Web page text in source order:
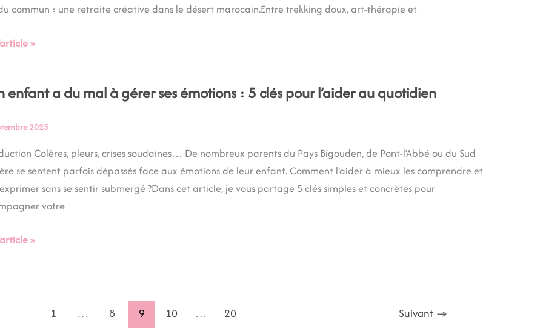
commun : une retraite créative dans le désert marocain.Entre trekking doux, art-thérapie et
»
enfant a du mal à gérer ses émotions : 5 clés pour l’aider au quotidien
2025
Colères, pleurs, crises soudaines… De nombreux parents du Pays Bigouden, de Pont-l’Abbé ou du Sud
se sentent parfois dépassés face aux émotions de leur enfant. Comment l’aider à mieux les comprendre et
sans se sentir submergé ?Dans cet article, je vous partage 5 clés simples et concrètes pour
votre
»
1 … 8 9 10 … 20 Suivant →